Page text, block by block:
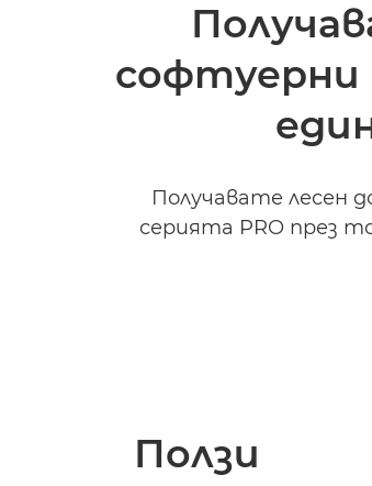
софтуерни
Получавате лесен
серията PRO през
Ползи